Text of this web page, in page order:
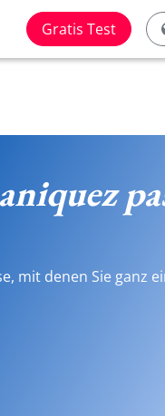
Gratis Test
mit denen Sie ganz